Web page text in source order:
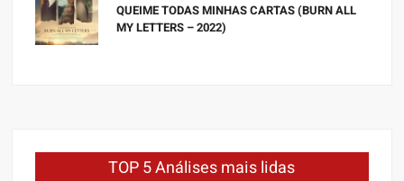
QUEIME TODAS MINHAS CARTAS (BURN ALL
MY LETTERS – 2022)
TOP 5 Análises mais lidas